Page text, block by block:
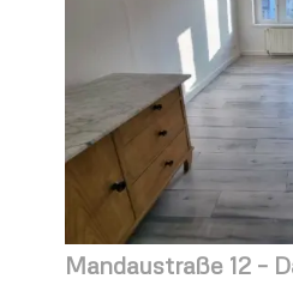
Mandaustraße 12 –